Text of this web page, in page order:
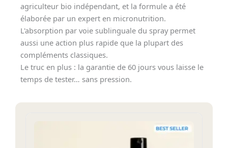
agriculteur bio indépendant, et la formule a été
élaborée par un expert en micronutrition.
L'absorption par voie sublinguale du spray permet
aussi une action plus rapide que la plupart des
compléments classiques.
Le truc en plus : la garantie de 60 jours vous laisse le
temps de tester… sans pression.